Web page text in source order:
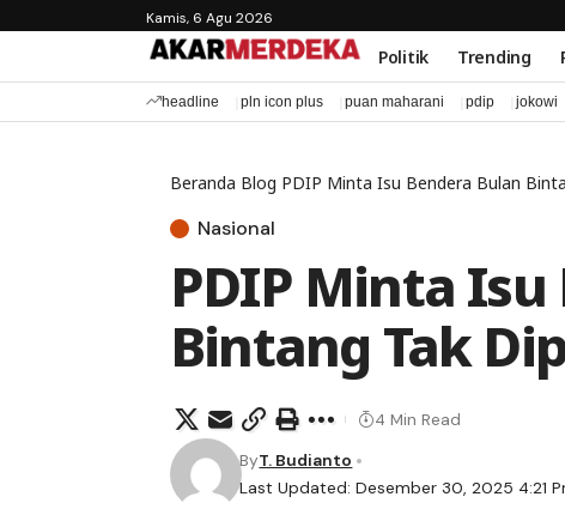
Kamis, 6 Agu 2026
Politik Trending
headline pln icon plus puan maharani pdip jokowi
Beranda Blog PDIP Minta Isu Bendera Bulan
Nasional
PDIP Minta
Bintang Tak
Last Updated: Desember 30, 2025 4:21
ByT. Budianto
4 Min Read